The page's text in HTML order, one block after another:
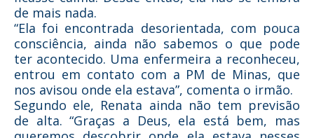
de mais nada.
“Ela foi encontrada desorientada, com pouca
consciência, ainda não sabemos o que pode
ter acontecido. Uma enfermeira a reconheceu,
entrou em contato com a PM de Minas, que
nos avisou onde ela estava”, comenta o irmão.
Segundo ele, Renata ainda não tem previsão
de alta. “Graças a Deus, ela está bem, mas